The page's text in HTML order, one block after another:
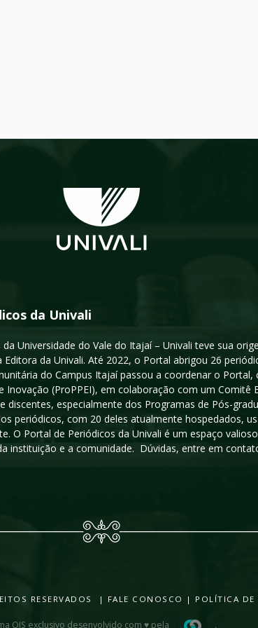
da Univali
Universidade do Vale do Itajaí – Univali teve sua
da Univali. Até 2022, o Portal abrigou 26
do Campus Itajaí passou a coordenar o
Inovação (ProPPEI), em colaboração com um
discentes, especialmente dos Programas de Pós-
periódicos, com 20 deles atualmente hospedados,
O Portal de Periódicos da Univali é um espaço
instituição e a comunidade. Dúvidas, entre em
RESERVADOS | FALE CONOSCO | POLÍTICA DE
OJS exclusivo desenvolvido com ♥ pela .